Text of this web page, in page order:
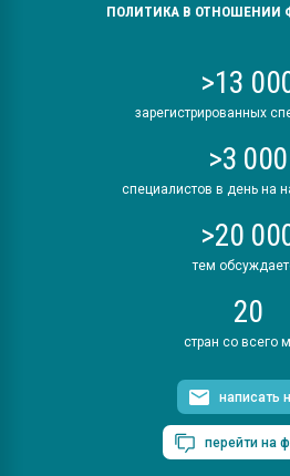
ПОЛИТИКА В ОТНОШЕНИИ
>13
зарегистрированных
>3 000
специалистов в день на
>20
тем
20
стран со всего
написать
перейти на